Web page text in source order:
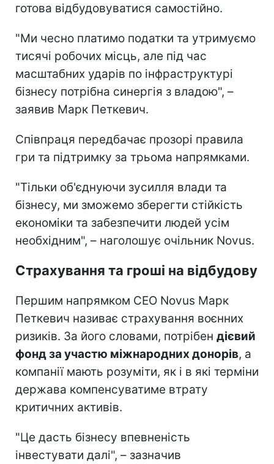
готова відбудовуватися самостійно.
"Ми чесно платимо податки та утримуємо
тисячі робочих місць, але під час
масштабних ударів по інфраструктурі
бізнесу потрібна синергія з владою", –
заявив Марк Петкевич.
Співпраця передбачає прозорі правила
гри та підтримку за трьома напрямками.
"Тільки об'єднуючи зусилля влади та
бізнесу, ми зможемо зберегти стійкість
економіки та забезпечити людей усім
необхідним", – наголошує очільник Novus.
Страхування та гроші на відбудову
Першим напрямком CEO Novus Марк
Петкевич називає страхування воєнних
ризиків. За його словами, потрібен дієвий
фонд за участю міжнародних донорів, а
компанії мають розуміти, як і в які терміни
держава компенсуватиме втрату
критичних активів.
"Це дасть бізнесу впевненість
інвестувати далі", – зазначив